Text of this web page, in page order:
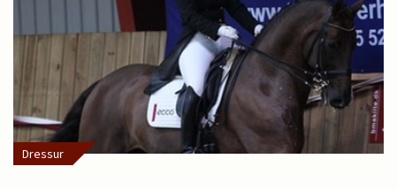
Dressur